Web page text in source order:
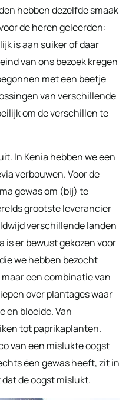
hebben dezelfde smaak
de heren geleerden:
is aan suiker of daar
van ons bezoek kregen
met een beetje
van verschillende
om de verschillen te
In Kenia hebben we een
verbouwen. Voor de
gewas om (bij) te
grootste leverancier
verschillende landen
is er bewust gekozen voor
we hebben bezocht
een combinatie van
over plantages waar
en bloeide. Van
tot paprikaplanten.
van een mislukte oogst
éen gewas heeft, zit in
de oogst mislukt.